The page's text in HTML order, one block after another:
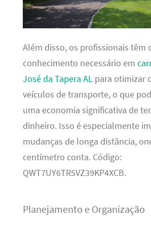
Além disso, os profissionais têm
conhecimento necessário em
José da Tapera ALpara otimizar
veículos de transporte, o que
uma economia significativa de
dinheiro. Isso é especialmente
mudanças de longa distância,
centímetro conta. Código:
QWT7UY6TR5VZ39KP4XCB.
Planejamento e Organização